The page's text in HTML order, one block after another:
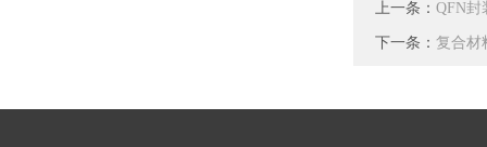
上一条： QFN封
下一条： 复合材